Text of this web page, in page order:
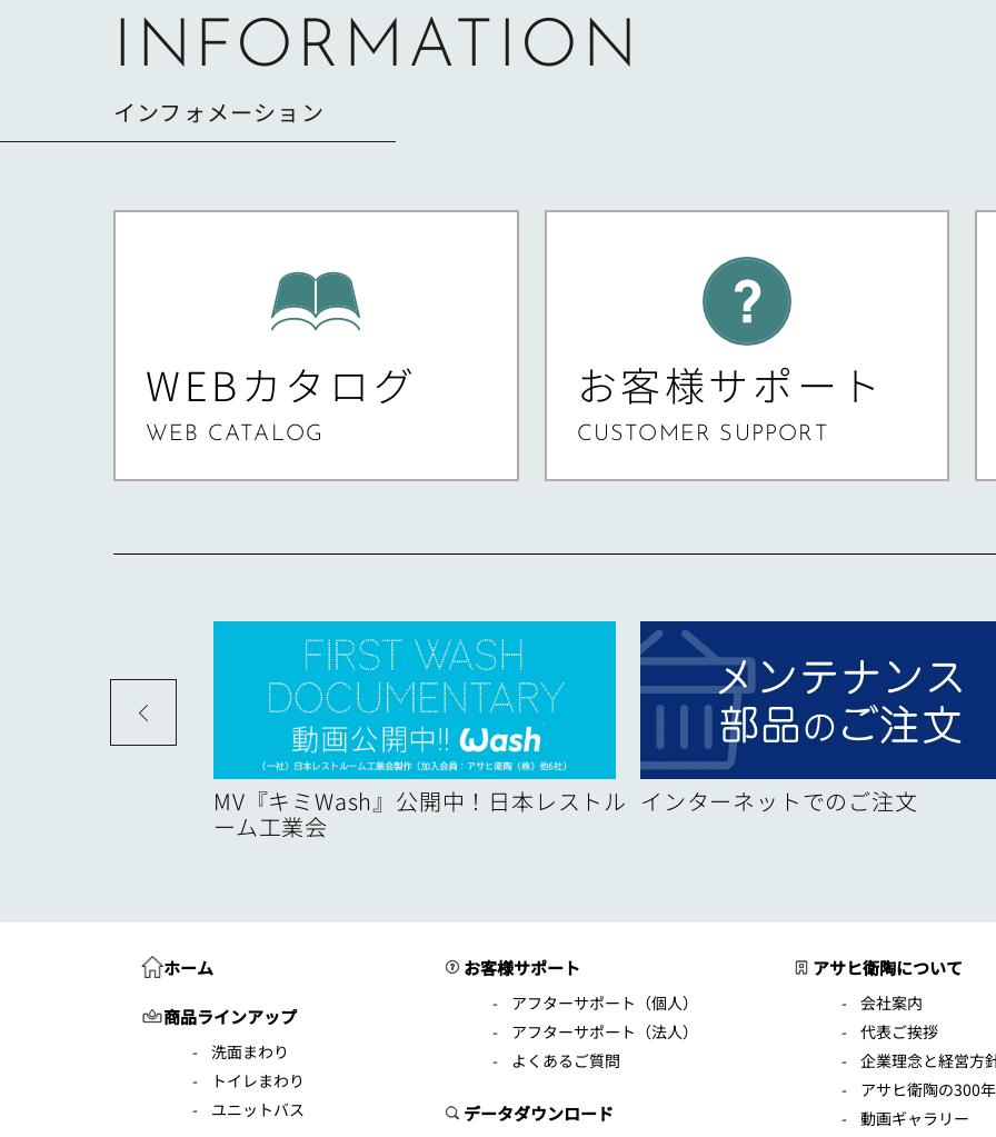
INFORMATION
インフォメーション
WEBカタログ
WEB CATALOG
お客様サポート
CUSTOMER SUPPORT
MV『キミWash』公開中！日本レストル
ーム工業会
インターネットでのご注文
ホーム
商品ラインアップ
洗面まわり
トイレまわり
ユニットバス
お客様サポート
アフターサポート（個人）
アフターサポート（法人）
よくあるご質問
データダウンロード
アサヒ衛陶について
会社案内
代表ご挨拶
企業理念と経営方
アサヒ衛陶の300
動画ギャラリー